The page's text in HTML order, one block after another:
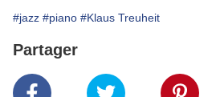
#jazz #piano #Klaus Treuheit
Partager